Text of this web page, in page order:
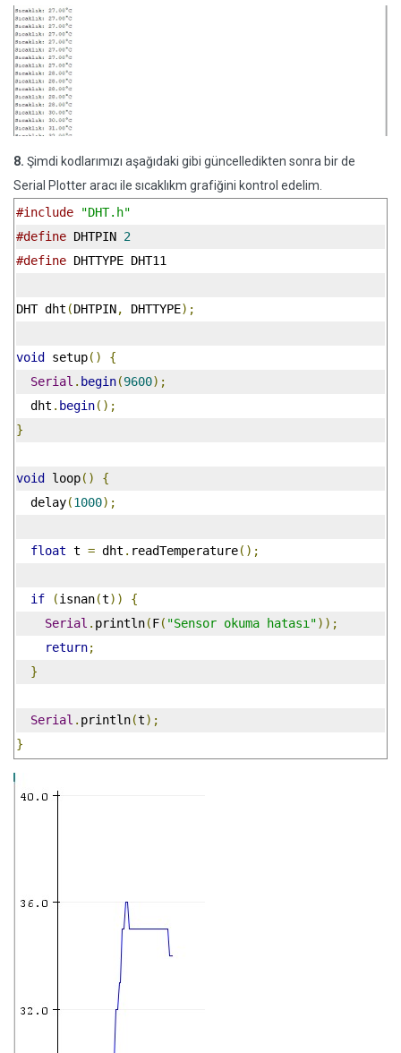
8. Şimdi kodlarımızı aşağıdaki gibi güncelledikten sonra bir de
Serial Plotter aracı ile sıcaklıkm grafiğini kontrol edelim.
#include
"DHT.h"
#define DHTPIN 2
#define DHTTYPE DHT11
DHT dht (DHTPIN, DHTTYPE);
void setup()
{
Serial . begin(9600);
  dht
. begin();
}
void loop()
{
  delay
(1000);
float t = dht . readTemperature();
if (isnan(t))
{
Serial . println(F( "Sensor okuma hatası"));
return;
}
Serial . println(t);
}